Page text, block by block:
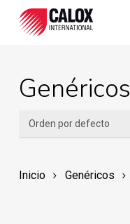
Genéricos
Inicio Genéricos